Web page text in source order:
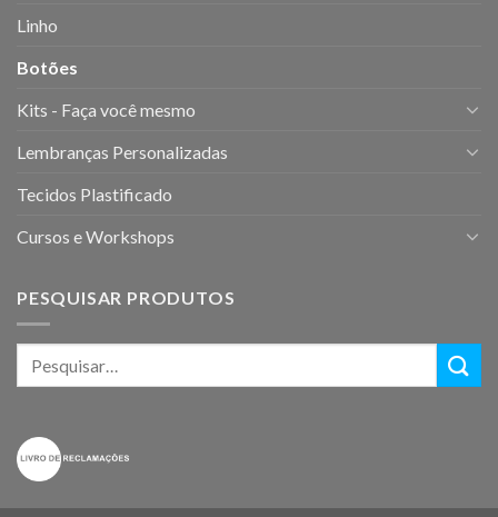
Linho
Botões
Kits - Faça você mesmo
Lembranças Personalizadas
Tecidos Plastificado
Cursos e Workshops
PESQUISAR PRODUTOS